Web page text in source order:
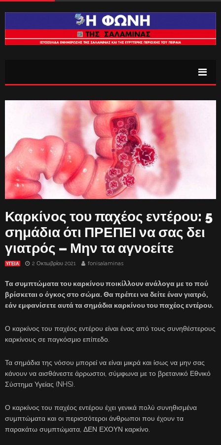
Καρκίνος του παχέος εντέρου: 5
σημάδια ότι ΠΡΕΠΕΙ να σας δει
γιατρός – Μην τα αγνοείτε
ΥΓΕΙΑ 2 Οκτωβρίου 2021 fonisalaminas
Τα συμπτώματα του καρκίνου ποικίλλουν ανάλογα με το πού
βρίσκεται ο όγκος στο σώμα. Θα πρέπει να δείτε έναν γιατρό,
εάν εμφανίσετε αυτά τα σημάδια καρκίνου του παχέος εντέρου.
Ο καρκίνος του παχέος εντέρου είναι ένας από τους συνηθέστερους
καρκίνους σε παγκόσμιο επίπεδο.
Τα σημάδια της νόσου μπορεί να είναι μικρά και ίσως να μην σας
κάνουν να αισθάνεστε άρρωστοι, σύμφωνα με το βρετανικό Εθνικό
Σύστημα Υγείας (NHS).
Ο καρκίνος του παχέος εντέρου έχει γενικά πολύ συνηθισμένα
συμπτώματα και οι περισσότεροι άνθρωποι που έχουν τα
παρακάτω συμπτώματα, ΔΕΝ ΕΧΟΥΝ καρκίνο.